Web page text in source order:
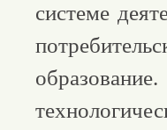
системе